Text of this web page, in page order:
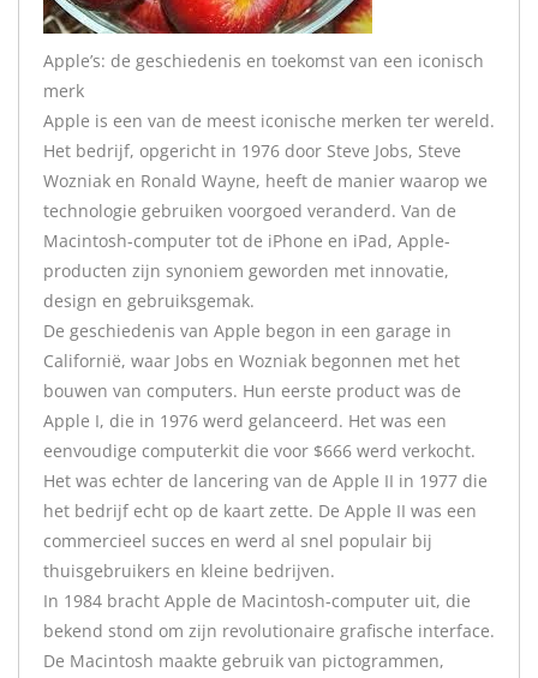
Apple’s: de geschiedenis en toekomst van een iconisch
merk
Apple is een van de meest iconische merken ter wereld.
Het bedrijf, opgericht in 1976 door Steve Jobs, Steve
Wozniak en Ronald Wayne, heeft de manier waarop we
technologie gebruiken voorgoed veranderd. Van de
Macintosh-computer tot de iPhone en iPad, Apple-
producten zijn synoniem geworden met innovatie,
design en gebruiksgemak.
De geschiedenis van Apple begon in een garage in
Californië, waar Jobs en Wozniak begonnen met het
bouwen van computers. Hun eerste product was de
Apple I, die in 1976 werd gelanceerd. Het was een
eenvoudige computerkit die voor $666 werd verkocht.
Het was echter de lancering van de Apple II in 1977 die
het bedrijf echt op de kaart zette. De Apple II was een
commercieel succes en werd al snel populair bij
thuisgebruikers en kleine bedrijven.
In 1984 bracht Apple de Macintosh-computer uit, die
bekend stond om zijn revolutionaire grafische interface.
De Macintosh maakte gebruik van pictogrammen,